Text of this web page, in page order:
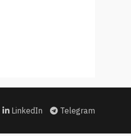
LinkedIn Telegram